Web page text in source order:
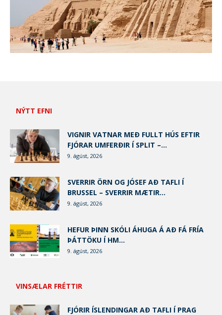
NÝTT EFNI
VIGNIR VATNAR MEÐ FULLT HÚS EFTIR
FJÓRAR UMFERÐIR Í SPLIT –...
9. ágúst, 2026
SVERRIR ÖRN OG JÓSEF AÐ TAFLI Í
BRUSSEL – SVERRIR MÆTIR...
9. ágúst, 2026
HEFUR ÞINN SKÓLI ÁHUGA Á AÐ FÁ FRÍA
ÞÁTTÖKU Í HM...
9. ágúst, 2026
VINSÆLAR FRÉTTIR
FJÓRIR ÍSLENDINGAR AÐ TAFLI Í PRAG